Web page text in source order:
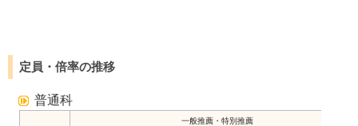
定員・倍率の推移
普通科
一般推薦・特別推薦